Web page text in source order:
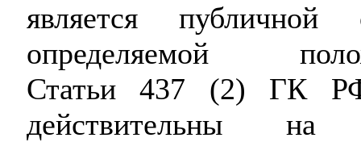
является публичной
определяемой
Статьи 437 (2) ГК
действительны на